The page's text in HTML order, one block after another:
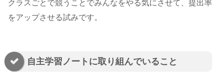
クラスごとで競うことでみんなをやる気にさせて、提出率
をアップさせる試みです。
自主学習ノートに取り組んでいること